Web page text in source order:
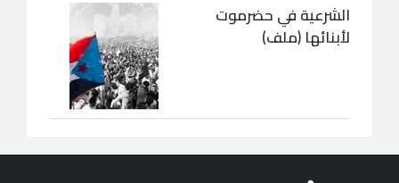
الشرعية في حضرموت
لأبنائها (ملف)